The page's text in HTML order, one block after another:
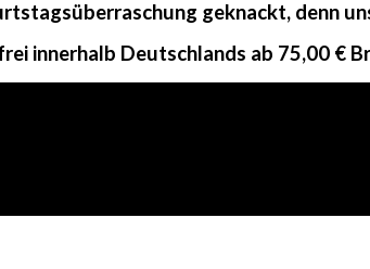
geknackt, denn
innerhalb Deutschlands ab 75,00 €